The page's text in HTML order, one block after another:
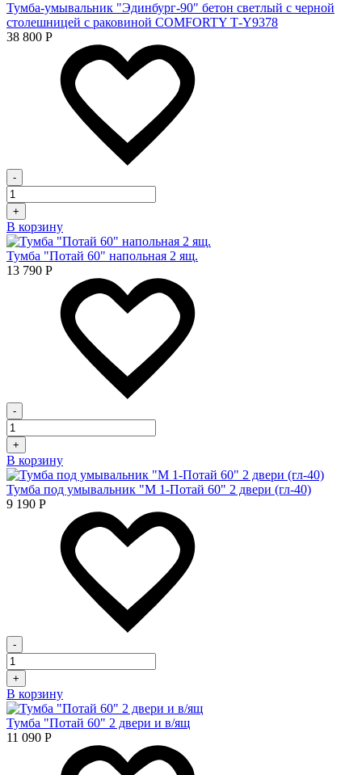
Тумба-умывальник "Эдинбург-90" бетон светлый с черной
столешницей с раковиной COMFORTY Т-Y9378
38 800 Р
-
+
В корзину
Тумба "Потай 60" напольная 2 ящ.
13 790 Р
-
+
В корзину
Тумба под умывальник "М 1-Потай 60" 2 двери (гл-40)
9 190 Р
-
+
В корзину
Тумба "Потай 60" 2 двери и в/ящ
11 090 Р